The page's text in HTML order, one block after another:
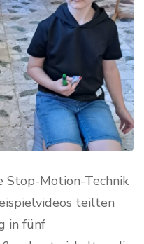
Stop-Motion-Technik
teilten
in fünf